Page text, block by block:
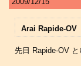
Arai Rapide-OV
先日 Rapide-OV